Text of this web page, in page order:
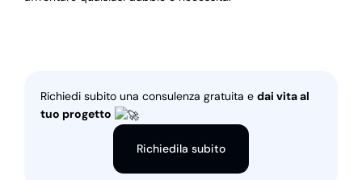
Richiedi subito una consulenza gratuita e dai vita al
tuo progetto
Richiedila subito